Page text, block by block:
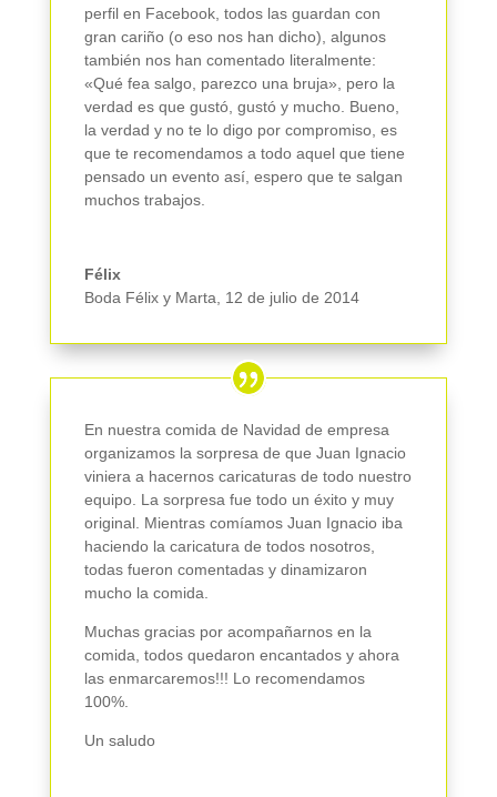
perfil en Facebook, todos las guardan con
gran cariño (o eso nos han dicho), algunos
también nos han comentado literalmente:
«Qué fea salgo, parezco una bruja», pero la
verdad es que gustó, gustó y mucho. Bueno,
la verdad y no te lo digo por compromiso, es
que te recomendamos a todo aquel que tiene
pensado un evento así, espero que te salgan
muchos trabajos.
Félix
Boda Félix y Marta
12 de julio de 2014
En nuestra comida de Navidad de empresa
organizamos la sorpresa de que Juan Ignacio
viniera a hacernos caricaturas de todo nuestro
equipo. La sorpresa fue todo un éxito y muy
original. Mientras comíamos Juan Ignacio iba
haciendo la caricatura de todos nosotros,
todas fueron comentadas y dinamizaron
mucho la comida.
Muchas gracias por acompañarnos en la
comida, todos quedaron encantados y ahora
las enmarcaremos!!! Lo recomendamos
100%.
Un saludo